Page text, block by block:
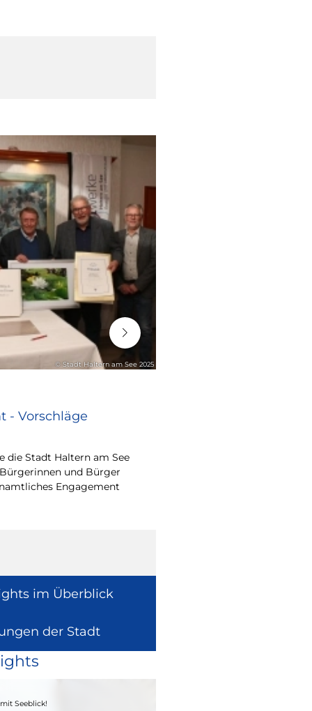
© Stadt Haltern am See 2025
- Vorschläge
die Stadt Haltern am See
und Bürger
Engagement
im Überblick
der Stadt
Seeblick!